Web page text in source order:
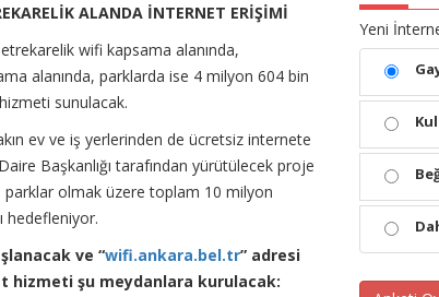
ALANDA İNTERNET ERİŞİMİ
wifi kapsama alanında,
alanında, parklarda ise 4 milyon 604 bin
sunulacak.
ev ve iş yerlerinden de ücretsiz internete
Başkanlığı tarafından yürütülecek proje
parklar olmak üzere toplam 10 milyon
hedefleniyor.
ve “wifi.ankara.bel.tr” adresi
şu meydanlara kurulacak:
Yeni